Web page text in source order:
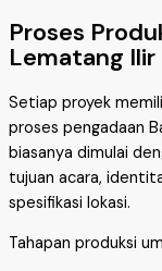
Proses
Lematang
Setiap proyek
proses pengadaan
biasanya dimulai
tujuan acara,
spesifikasi lokasi.
Tahapan produksi